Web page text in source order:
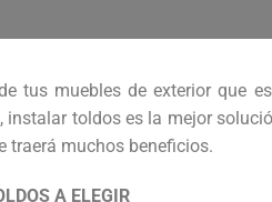
tus muebles de exterior que
instalar toldos es la mejor
traerá muchos beneficios.
A ELEGIR